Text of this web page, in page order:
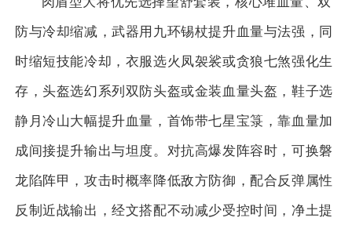
防与冷却缩减，武器用九环锡杖提升血量与法强，同
时缩短技能冷却，衣服选火凤袈裟或贪狼七煞强化生
存，头盔选幻系列双防头盔或金装血量头盔，鞋子选
静月冷山大幅提升血量，首饰带七星宝箓，靠血量加
成间接提升输出与坦度。对抗高爆发阵容时，可换磐
龙陷阵甲，攻击时概率降低敌方防御，配合反弹属性
反制近战输出，经文搭配不动减少受控时间，净土提